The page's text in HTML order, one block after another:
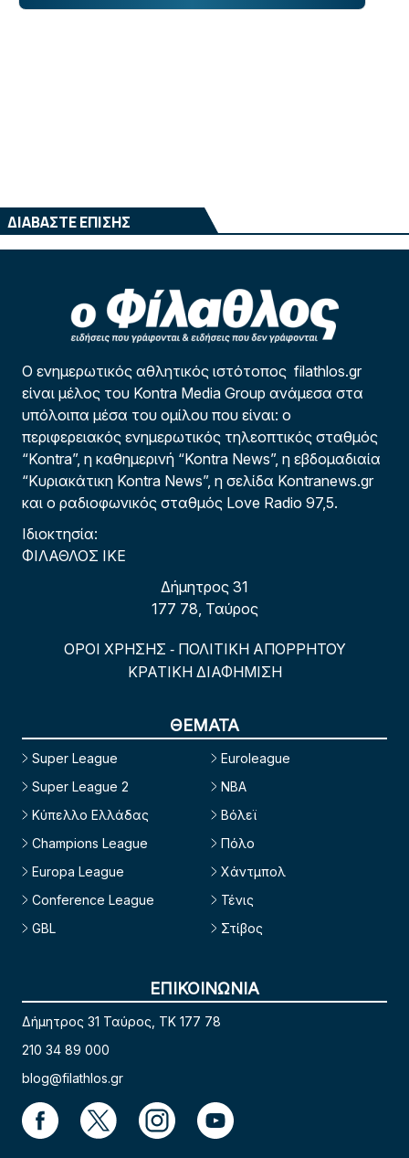
ΔΙΑΒΑΣΤΕ ΕΠΙΣΗΣ
Ο ενημερωτικός αθλητικός ιστότοπος filathlos.gr
είναι μέλος του Kontra Media Group ανάμεσα στα
υπόλοιπα μέσα του ομίλου που είναι: ο
περιφερειακός ενημερωτικός τηλεοπτικός σταθμός
“Kontra”, η καθημερινή “Kontra News”, η εβδομαδιαία
“Κυριακάτικη Kontra News”, η σελίδα Kontranews.gr
και ο ραδιοφωνικός σταθμός Love Radio 97,5.
Ιδιοκτησία:
ΦΙΛΑΘΛΟΣ ΙΚΕ
Δήμητρος 31
177 78, Ταύρος
ΟΡΟΙ ΧΡΗΣΗΣ - ΠΟΛΙΤΙΚΗ ΑΠΟΡΡΗΤΟΥ
ΚΡΑΤΙΚΗ ΔΙΑΦΗΜΙΣΗ
ΘΕΜΑΤΑ
Super League
Super League 2
Κύπελλο Ελλάδας
Champions League
Europa League
Conference League
GBL
Euroleague
NBA
Βόλεϊ
Πόλο
Χάντμπολ
Τένις
Στίβος
ΕΠΙΚΟΙΝΩΝΙΑ
Δήμητρος 31 Ταύρος, TK 177 78
210 34 89 000
blog@filathlos.gr